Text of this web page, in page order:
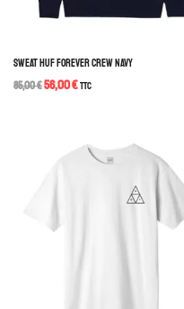
SWEAT HUF FOREVER CREW NAVY
85,00€56,00€TTC